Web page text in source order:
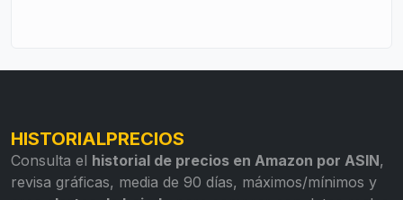
HISTORIALPRECIOS
Consulta el historial de precios en Amazon por ASIN,
revisa gráficas, media de 90 días, máximos/mínimos y